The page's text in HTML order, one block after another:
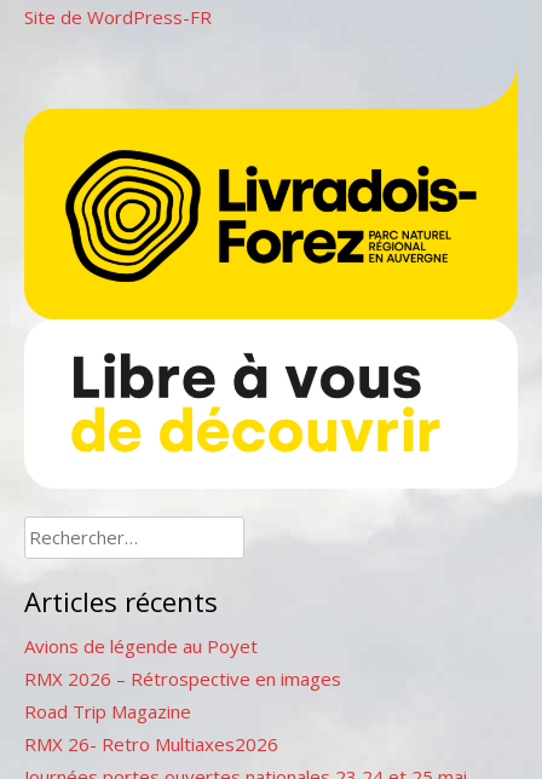
Site de WordPress-FR
Rechercher :
Articles récents
Avions de légende au Poyet
RMX 2026 – Rétrospective en images
Road Trip Magazine
RMX 26- Retro Multiaxes2026